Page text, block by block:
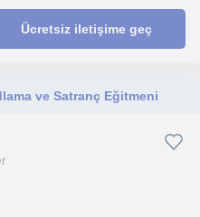
Ücretsiz iletişime geç
ve Satranç Eğitmeni